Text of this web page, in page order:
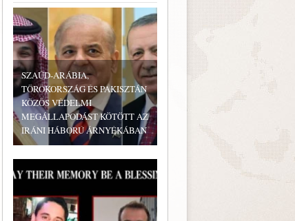
SZAÚD-ARÁBIA,
TÖRÖKORSZÁG ÉS PAKISZTÁN
KÖZÖS VÉDELMI
MEGÁLLAPODÁST KÖTÖTT AZ
IRÁNI HÁBORÚ ÁRNYÉKÁBAN